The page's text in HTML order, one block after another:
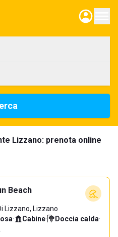
Lizzano: prenota online
Beach
Lizzano, Lizzano
· Cabine· Doccia calda·